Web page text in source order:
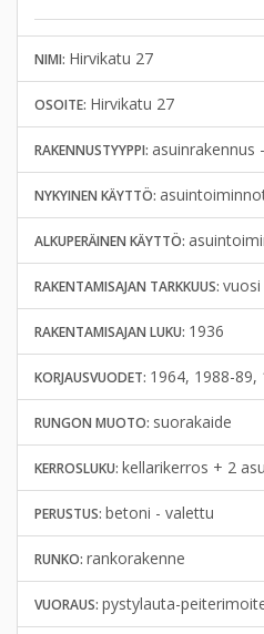
NIMI: Hirvikatu 27
OSOITE: Hirvikatu 27
RAKENNUSTYYPPI: asuinrakennus
NYKYINEN KÄYTTÖ:
ALKUPERÄINEN KÄYTTÖ:
RAKENTAMISAJAN TARKKUUS: vuosi
RAKENTAMISAJAN LUKU: 1936
KORJAUSVUODET: 1964, 1988-89,
RUNGON MUOTO: suorakaide
KERROSLUKU: kellarikerros + 2
PERUSTUS: betoni - valettu
RUNKO: rankorakenne
VUORAUS: pystylauta-